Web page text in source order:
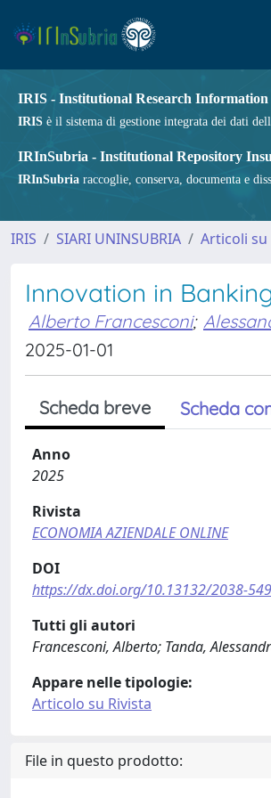
IRIS - Institutional Research Information
IRIS è il sistema di gestione integrata dei dati
IRInSubria - Institutional Repository
IRInSubria raccoglie, conserva, documenta e
IRIS SIARI UNINSUBRIA Articoli su
Innovation in
Alberto Francesconi;
2025-01-01
Scheda breve Scheda
Anno
2025
Rivista
ECONOMIA AZIENDALE ONLINE
DOI
https://dx.doi.org/10.13132/2038-
Tutti gli autori
Francesconi, Alberto; Tanda,
Appare nelle tipologie:
Articolo su Rivista
File in questo prodotto: